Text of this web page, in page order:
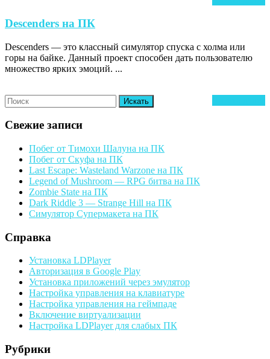
Descenders на ПКDescenders
ПК
Descenders — это классный симулятор спуска с холма или
горы на байке. Данный проект способен дать пользователю
множество ярких эмоций. ...
Search
for:
Свежие записи
Побег от Тимохи Шалуна на ПК
Побег от Скуфа на ПК
Last Escape: Wasteland Warzone на ПК
Legend of Mushroom — RPG битва на ПК
Zombie State на ПК
Dark Riddle 3 — Strange Hill на ПК
Симулятор Супермакета на ПК
Справка
Установка LDPlayer
Авторизация в Google Play
Установка приложений через эмулятор
Настройка управления на клавиатуре
Настройка управления на геймпаде
Включение виртуализации
Настройка LDPlayer для слабых ПК
Рубрики